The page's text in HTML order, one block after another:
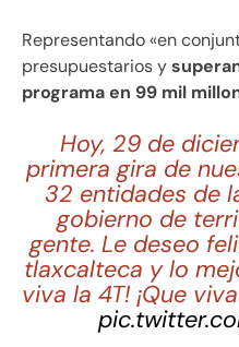
Representando «en
presupuestarios y
programa en 99 mil
Hoy, 29 de
primera gira de
32 entidades de
gobierno de
gente. Le deseo
tlaxcalteca y lo
viva la 4T! ¡Que